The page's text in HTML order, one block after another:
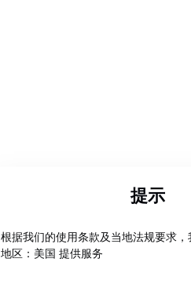
提示
根据我们的使用条款及当地法规要求
地区：美国 提供服务